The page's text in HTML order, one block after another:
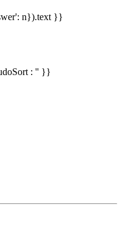
n}).text }}
: '' }}